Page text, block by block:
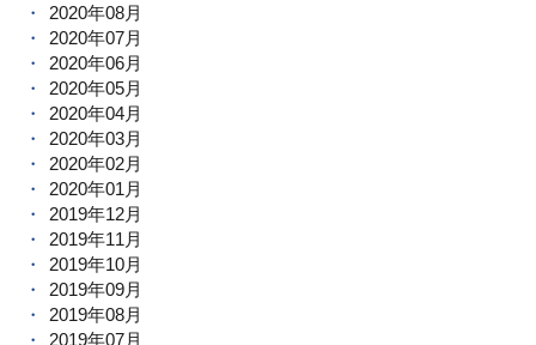
2020年08月
2020年07月
2020年06月
2020年05月
2020年04月
2020年03月
2020年02月
2020年01月
2019年12月
2019年11月
2019年10月
2019年09月
2019年08月
2019年07月